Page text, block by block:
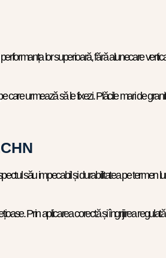
lor superioară, fără alunecare
urmează să le fixezi. Plăcile mari de
său impecabil și durabilitatea pe termen
Prin aplicarea corectă și îngrijirea